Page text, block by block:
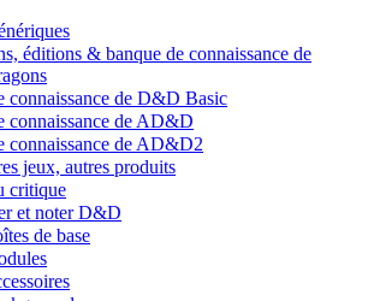
éditions & banque de connaissance de
de D&D Basic
de AD&D
de AD&D2
jeux, autres produits
critique
et noter D&D
de base